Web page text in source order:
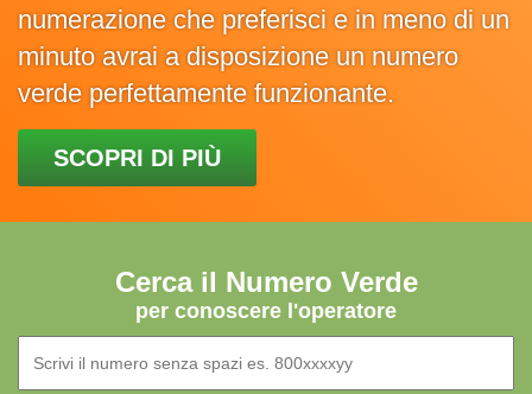
numerazione che preferisci e in meno di un
minuto avrai a disposizione un numero
verde perfettamente funzionante.
SCOPRI DI PIÙ
Cerca il Numero Verde
per conoscere l'operatore